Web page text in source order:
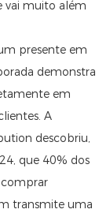
vai muito além
presente em
demonstra
em
A
descobriu,
que 40% dos
transmite uma